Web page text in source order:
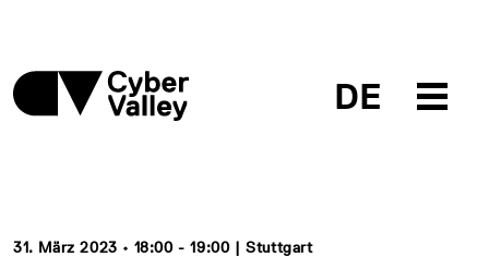
DE
31. März 2023 • 18:00 - 19:00 | Stuttgart